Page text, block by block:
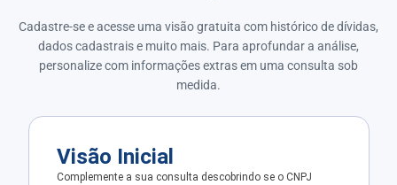
Cadastre-se e acesse uma visão gratuita com histórico de dívidas,
dados cadastrais e muito mais. Para aprofundar a análise,
personalize com informações extras em uma consulta sob
medida.
Visão Inicial
Complemente a sua consulta descobrindo se o CNPJ